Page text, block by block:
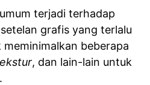
terjadi terhadap
grafis yang terlalu
beberapa
, dan lain-lain untuk